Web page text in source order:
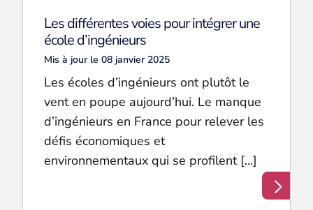
Les différentes voies pour intégrer une
école d’ingénieurs
Mis à jour le 08 janvier 2025
Les écoles d’ingénieurs ont plutôt le
vent en poupe aujourd’hui. Le manque
d’ingénieurs en France pour relever les
défis économiques et
environnementaux qui se profilent […]